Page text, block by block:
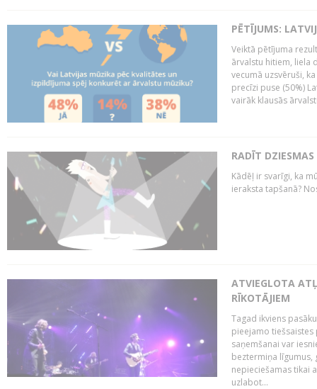
PĒTĪJUMS:
Veiktā pētījuma
ārvalstu hitiem, liela
vecumā uzsvēruši,
precīzi puse (50%)
vairāk klausās
RADĪT
Kādēļ ir svarīgi, ka
ieraksta tapšanā?
ATVIEGLOTA
RĪKOTĀJIEM
Tagad ikviens
pieejamo tiešsaistes
saņemšanai var
beztermiņa līgumus,
nepieciešamas tikai
uzlabot...